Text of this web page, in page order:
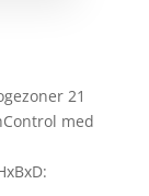
21
med